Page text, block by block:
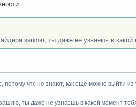
зашлю, ты даже не узнаешь в
потому что не знают, как ещё можно выйти из
ты даже не узнаешь в какой момент